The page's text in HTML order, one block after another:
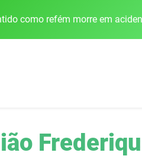
como refém morre em